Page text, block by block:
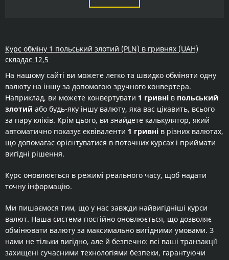
Курс обміну 1 польський злотий (PLN) в гривнях (UAH)
складає 12,5
На нашому сайті ви можете легко та швидко обміняти одну
валюту на іншу за допомогою зручного конвертера.
Наприклад, ви можете конвертувати 1 гривні в польський
злотий або будь-яку іншу валюту, яка вас цікавить, всього
за пару кліків. Крім цього, ви знайдете калькулятор, який
автоматично показує еквіваленти 1 гривні в різних валютах,
що допомагає орієнтуватися в поточних курсах і приймати
вигідні рішення.
Курс оновлюється в режимі реального часу, щоб надати
точну інформацію.
Ми пишаємося тим, що у нас завжди найвигідніші курси
валют. Наша система постійно оновлюється, що дозволяє
обмінювати валюту за максимально вигідними умовами. З
нами не тільки вигідно, але й безпечно: всі ваші транзакції
захищені сучасними технологіями безпеки, гарантуючи